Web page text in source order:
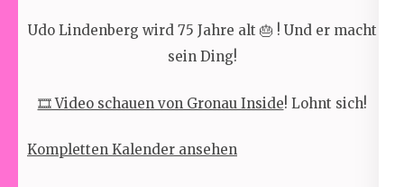
Udo Lindenberg wird 75 Jahre alt 🎂 ! Und er macht
sein Ding!
🎞 Video schauen von Gronau Inside! Lohnt sich!
Kompletten Kalender ansehen